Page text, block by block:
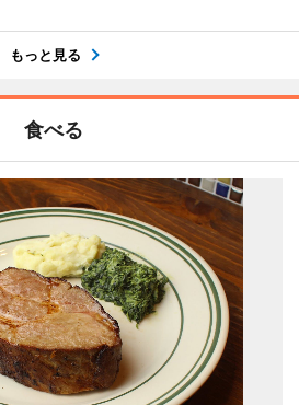
もっと見る
食べる